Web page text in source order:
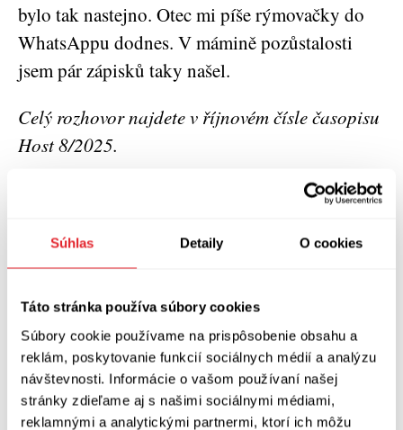
Súhlas Detaily O cookies
Táto stránka používa súbory cookies
Súbory cookie používame na prispôsobenie obsahu a
reklám, poskytovanie funkcií sociálnych médií a analýzu
návštevnosti. Informácie o vašom používaní našej
stránky zdieľame aj s našimi sociálnymi médiami,
reklamnými a analytickými partnermi, ktorí ich môžu
bylo tak nastejno. Otec mi píše rýmovačky do
WhatsAppu dodnes. V mámině pozůstalosti
jsem pár zápisků taky našel.
Celý rozhovor najdete v říjnovém čísle časopisu
Host 8/2025.
(nar. 1988) vystudoval češtinu a
Karlovy. Pracoval jako redaktor a moderátor
Radia Wave, kde přes deset let moderoval
podcast Liberatura. Od roku 2022 je členem
redakce Seznam Zprávy. Hrál a zpíval ve
skupinách Steakhouse Orchestra a Sundays on
Clarendon Road. Vydal básnické sbírkyPodolí
(Host, 2013) aNová divočina(Host, 2020), za